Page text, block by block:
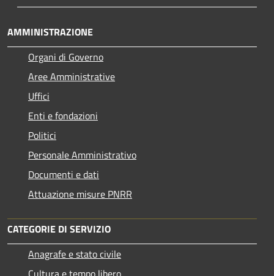
AMMINISTRAZIONE
Organi di Governo
Aree Amministrative
Uffici
Enti e fondazioni
Politici
Personale Amministrativo
Documenti e dati
Attuazione misure PNRR
CATEGORIE DI SERVIZIO
Anagrafe e stato civile